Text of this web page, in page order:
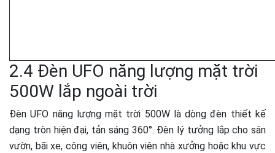
2.4 Đèn UFO năng lượng mặt trời
500W lắp ngoài trời
Đèn UFO năng lượng mặt trời 500W là dòng đèn thiết kế
dạng tròn hiện đại, tản sáng 360°. Đèn lý tưởng lắp cho sân
vườn, bãi xe, công viên, khuôn viên nhà xưởng hoặc khu vực